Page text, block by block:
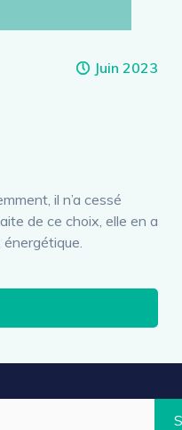
Juin 2023
il n’a cessé
de ce choix, elle en a